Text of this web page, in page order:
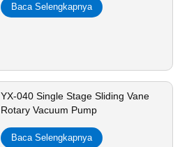
Baca Selengkapnya
YX-040 Single Stage Sliding Vane
Rotary Vacuum Pump
Baca Selengkapnya